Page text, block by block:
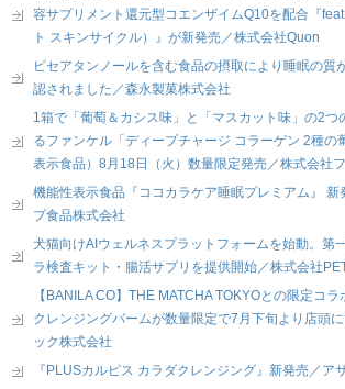
容サプリメント還元型コエンザイムQ10を配合『
ト スキンサイクル）』が新発売／株式会社Quon
ピセアタンノールを含む食品の摂取により睡眠の質
認されました／森永製菓株式会社
1箱で「葡萄＆カシス味」と「マスカット味」の2つ
るファンケル「ディープチャージ コラーゲン 2種の
表示食品）8月18日（火）数量限定発売／株式会社
機能性表示食品『ココカラケア睡眠プレミアム』 新
プ食品株式会社
犬猫向けAIウェルネスプラットフォームを始動。第
ラ検査キット・腸活サプリを提供開始／株式会社
【BANILA CO】THE MATCHA TOKYOとの限定コ
クレンジングバームが数量限定で7月下旬より店頭
ック株式会社
『PLUSカルピス カラダクレンジング』新発売／ア